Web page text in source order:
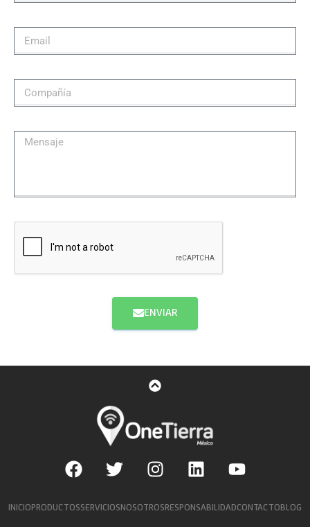
ENVIAR
INICIOPRODUCTOSSERVICIOSNOSOTROSRESPONSABILIDADCONTACTOBLOG